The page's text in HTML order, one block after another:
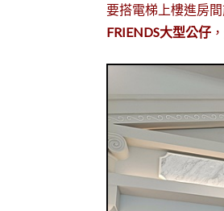
要搭電梯上樓進房
FRIENDS大型公仔